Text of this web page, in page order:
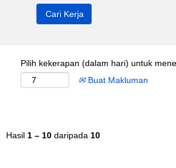
Pilih kekerapan (dalam hari) untuk
Buat Makluman
Hasil 1 – 10 daripada 10